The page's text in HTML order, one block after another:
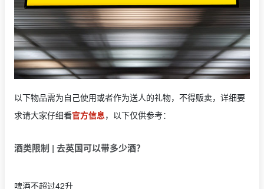
以下物品需为自己使用或者作为送人的礼物，不得贩卖，详细要
求请大家仔细看官方信息，以下仅供参考：
酒类限制 | 去英国可以带多少酒？
啤酒不超过42升